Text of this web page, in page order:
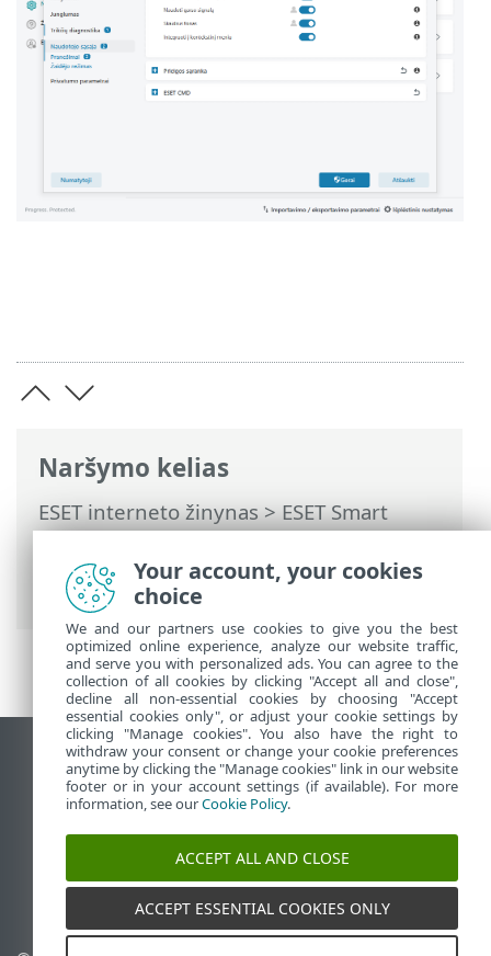
Naršymo kelias
ESET interneto žinynas>ESET Smart
Security Premium>Išplėstinis
nustatymas>Vartotojo sąsaja>
Naudotojo sąsajos elementai
Rodyti darbalaukio tinklavietę
End of Life
ESET žinių bazė
ESET forumas
ESET Status Portal
Palaikymas regione
Your account, your cookies
choice
We and our partners use cookies to give you the best
optimized online experience, analyze our website traffic,
and serve you with personalized ads. You can agree to the
collection of all cookies by clicking "Accept all and close",
decline all non-essential cookies by choosing "Accept
essential cookies only", or adjust your cookie settings by
clicking "Manage cookies". You also have the right to
withdraw your consent or change your cookie preferences
anytime by clicking the "Manage cookies" link in our website
footer or in your account settings (if available). For more
information, see ourCookie Policy.
ACCEPT ALL AND CLOSE
ACCEPT ESSENTIAL COOKIES ONLY